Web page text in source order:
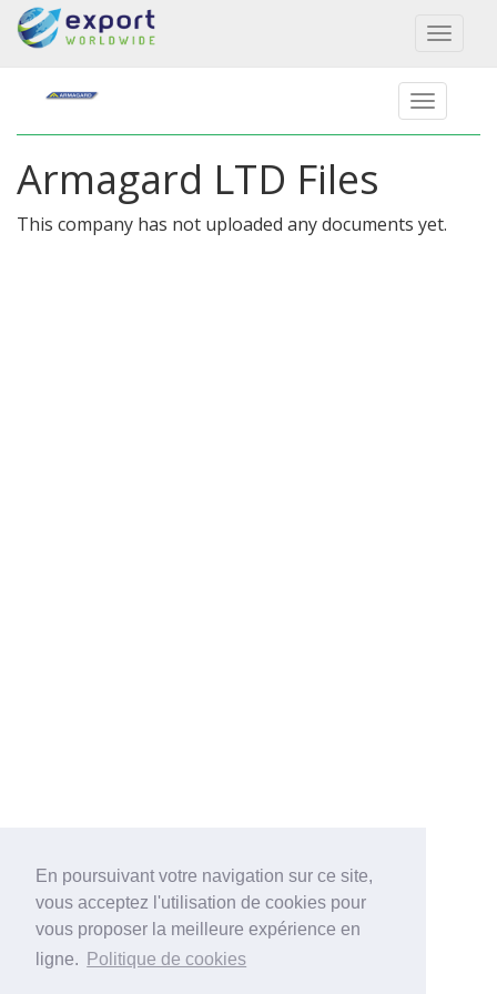
En poursuivant votre navigation sur ce site,
vous acceptez l'utilisation de cookies pour
vous proposer la meilleure expérience en
ligne.
Politique de cookies
Toggle
Armagard LTD Files
This company has not uploaded any documents yet.